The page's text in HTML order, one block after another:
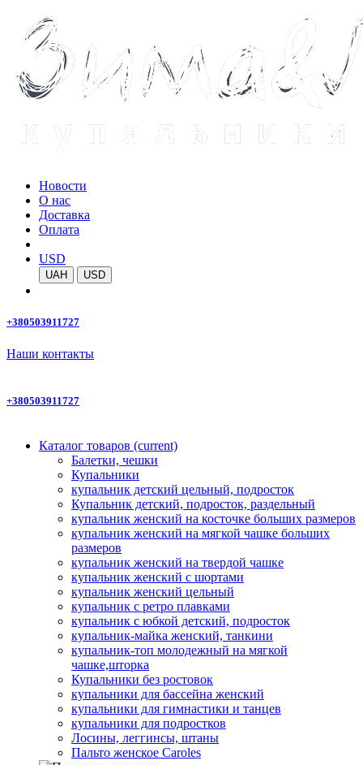
Новости
О нас
Доставка
Оплата
USD
UAH USD
+380503911727
Наши контакты
+380503911727
Каталог товаров (current)
Балетки, чешки
Купальники
купальник детский цельный, подросток
Купальник детский, подросток, раздельный
купальник женский на косточке больших размеров
купальник женский на мягкой чашке больших
размеров
купальник женский на твердой чашке
купальник женский с шортами
купальник женский цельный
купальник с ретро плавками
купальник с юбкой детский, подросток
купальник-майка женский, танкини
купальник-топ молодежный на мягкой
чашке,шторка
Купальники без ростовок
купальники для бассейна женский
купальники для гимнастики и танцев
купальники для подростков
Лосины, леггинсы, штаны
Пальто женское Caroles